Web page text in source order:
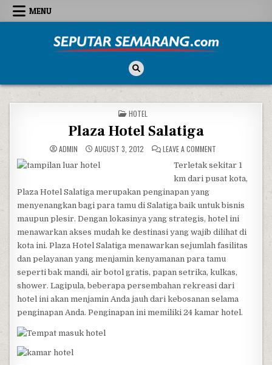
Skip to content
MENU
POSTED IN
HOTEL
Plaza Hotel Salatiga
ADMIN AUGUST 3, 2012 LEAVE A COMMENT
Terletak sekitar 1
km dari pusat kota,
Plaza Hotel Salatiga merupakan penginapan yang
menyenangkan bagi para tamu di Salatiga baik untuk bisnis
maupun plesir. Dengan lokasinya yang strategis, hotel ini
menawarkan akses mudah ke destinasi yang wajib dilihat di
kota ini. Plaza Hotel Salatiga menawarkan sejumlah fasilitas
dan pelayanan yang menjamin kenyamanan para tamu
seperti bak mandi, air botol gratis, papan setrika, kulkas,
shower. Lagipula, beberapa persembahan rekreasi dari
hotel ini akan menjamin Anda jauh dari kebosanan selama
penginapan Anda. Penginapan ini memiliki 24 kamar hotel.